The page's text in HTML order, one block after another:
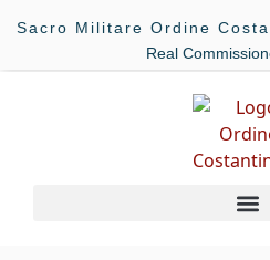
Sacro Militare Ordine
Real